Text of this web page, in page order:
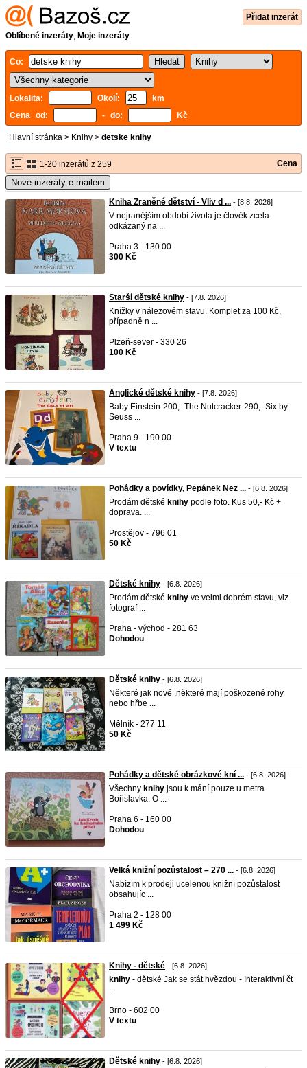
Přidat inzerát
Oblíbené inzeráty, Moje inzeráty
Co:
Lokalita: Okolí:
km
Cena od:
- do: Kč
Hlavní stránka > Knihy > detske knihy
1-20 inzerátů z 259 Cena
Nové inzeráty e-mailem
Kniha Zraněné dětství - Vliv d ... - [8.8. 2026]
V nejranějším období života je člověk zcela
odkázaný na ...
Praha 3 - 130 00
300 Kč
Starší dětské knihy - [7.8. 2026]
Knížky v nálezovém stavu. Komplet za 100 Kč,
případně n ...
Plzeň-sever - 330 26
100 Kč
Anglické dětské knihy - [7.8. 2026]
Baby Einstein-200,- The Nutcracker-290,- Six by
Seuss ...
Praha 9 - 190 00
V textu
Pohádky a povídky, Pepánek Nez ... - [6.8. 2026]
Prodám dětské knihy podle foto. Kus 50,- Kč +
doprava. ...
Prostějov - 796 01
50 Kč
Dětské knihy - [6.8. 2026]
Prodám dětské knihy ve velmi dobrém stavu, viz
fotograf ...
Praha - východ - 281 63
Dohodou
Dětské knihy - [6.8. 2026]
Některé jak nové ,některé mají poškozené rohy
nebo hřbe ...
Mělník - 277 11
50 Kč
Pohádky a dětské obrázkové kní ... - [6.8. 2026]
Všechny knihy jsou k mání pouze u metra
Bořislavka. O ...
Praha 6 - 160 00
Dohodou
Velká knižní pozůstalost – 270 ... - [6.8. 2026]
Nabízím k prodeji ucelenou knižní pozůstalost
obsahujíc ...
Praha 2 - 128 00
1 499 Kč
Knihy - dětské - [6.8. 2026]
knihy - dětské Jak se stát hvězdou - Interaktivní čt
...
Brno - 602 00
V textu
Dětské knihy - [6.8. 2026]